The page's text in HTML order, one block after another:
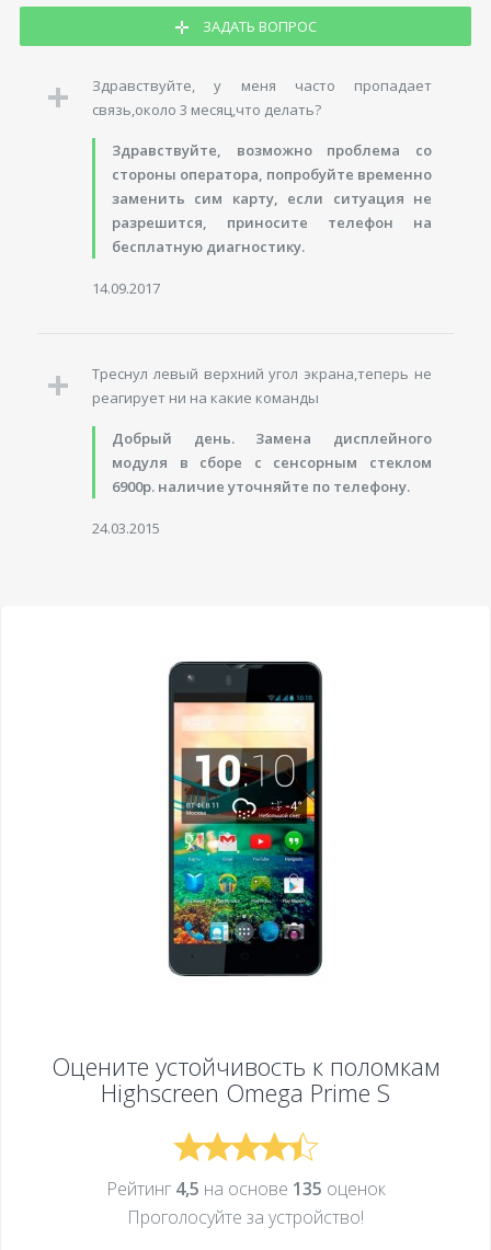
ЗАДАТЬ ВОПРОС
Здравствуйте, у меня часто пропадает
связь,около 3 месяц,что делать?
Здравствуйте, возможно проблема со
стороны оператора, попробуйте временно
заменить сим карту, если ситуация не
разрешится, приносите телефон на
бесплатную диагностику.
14.09.2017
Треснул левый верхний угол экрана,теперь не
реагирует ни на какие команды
Добрый день. Замена дисплейного
модуля в сборе с сенсорным стеклом
6900р. наличие уточняйте по телефону.
24.03.2015
Оцените устойчивость к поломкам
Highscreen Omega Prime S
Рейтинг 4,5 на основе 135 оценок
Проголосуйте за устройcтво!